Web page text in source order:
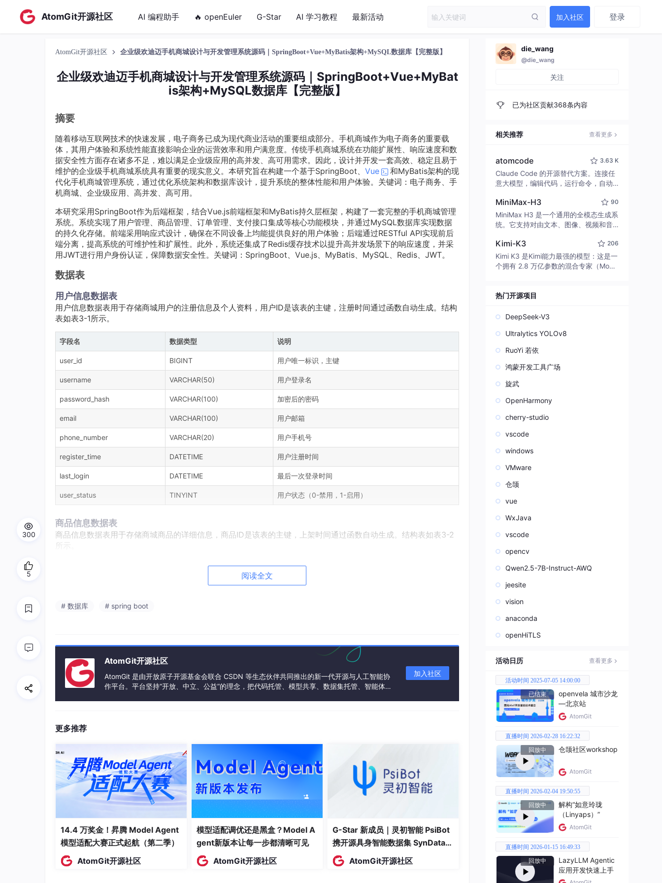
AtomGit开源社区 AI 编程助手 🔥 openEuler G-Star AI 学习教程 最新活动 加入社区 登录
AtomGit开源社区 企业级欢迪迈手机商城设计与开发管理系统源码｜SpringBoot+Vue+MyBatis架构+MySQL数据库【完整版】
企业级欢迪迈手机商城设计与开发管理系统源码｜SpringBoot+Vue+MyBat
is架构+MySQL数据库【完整版】
摘要
随着移动互联网技术的快速发展，电子商务已成为现代商业活动的重要组成部分。手机商城作为电子商务的重要载
体，其用户体验和系统性能直接影响企业的运营效率和用户满意度。传统手机商城系统在功能扩展性、响应速度和数
据安全性方面存在诸多不足，难以满足企业级应用的高并发、高可用需求。因此，设计并开发一套高效、稳定且易于
维护的企业级手机商城系统具有重要的现实意义。本研究旨在构建一个基于SpringBoot、 Vue
和MyBatis架构的现
代化手机商城管理系统，通过优化系统架构和数据库设计，提升系统的整体性能和用户体验。关键词：电子商务、手
机商城、企业级应用、高并发、高可用。
本研究采用SpringBoot作为后端框架，结合Vue.js前端框架和MyBatis持久层框架，构建了一套完整的手机商城管理
系统。系统实现了用户管理、商品管理、订单管理、支付接口集成等核心功能模块，并通过MySQL数据库实现数据
的持久化存储。前端采用响应式设计，确保在不同设备上均能提供良好的用户体验；后端通过RESTful API实现前后
端分离，提高系统的可维护性和扩展性。此外，系统还集成了Redis缓存技术以提升高并发场景下的响应速度，并采
用JWT进行用户身份认证，保障数据安全性。关键词：SpringBoot、Vue.js、MyBatis、MySQL、Redis、JWT。
数据表
用户信息数据表
用户信息数据表用于存储商城用户的注册信息及个人资料，用户ID是该表的主键，注册时间通过函数自动生成。结构
表如表3-1所示。
字段名 数据类型 说明
user_id BIGINT 用户唯一标识，主键
username VARCHAR(50) 用户登录名
password_hash VARCHAR(100) 加密后的密码
email VARCHAR(100) 用户邮箱
phone_number VARCHAR(20) 用户手机号
register_time DATETIME 用户注册时间
last_login DATETIME 最后一次登录时间
user_status TINYINT 用户状态（0-禁用，1-启用）
商品信息数据表
商品信息数据表用于存储商城商品的详细信息，商品ID是该表的主键，上架时间通过函数自动生成。结构表如表3-2
所示。
说明
商品唯一标识，主键
product_name
price DECIMAL(10,2) 商品价格
stock
description TEXT 商品描述
publish_time DATETIME 商品上架时间
订单信息数据表
订单信息数据表用于存储用户的订单记录，订单ID是该表的主键，创建时间通过函数自动生成。结构表如表3-3所
示。
字段名 数据类型 说明
订单唯一标识，主键
user_id BIGINT 下单用户ID
product_id
阅读全文
# 数据库 # spring boot
AtomGit开源社区
AtomGit 是由开放原子开源基金会联合 CSDN 等生态伙伴共同推出的新一代开源与人工智能协
作平台。平台坚持“开放、中立、公益”的理念，把代码托管、模型共享、数据集托管、智能体开
加入社区
更多推荐
14.4 万奖金！昇腾 Model Agent
模型适配大赛正式起航（第二季）
AtomGit开源社区
模型适配调优还是黑盒？Model A
gent新版本让每一步都清晰可见
AtomGit开源社区
G-Star 新成员｜灵初智能 PsiBot
携开源具身智能数据集 SynData
入驻 AtomGit
AtomGit开源社区
300
5
die_wang
@die_wang
关注
已为社区贡献368条内容
相关推荐 查看更多
atomcode 3.63 K
Claude Code 的开源替代方案。连接任
意大模型，编辑代码，运行命令，自动
致性能。 ｜ An open-source alternativ
e to Claude Code. Connect any LLM,
edit code, run commands, and verify
MiniMax-H3 90
MiniMax H3 是一个通用的全模态生成系
统。它支持对由文本、图像、视频和音
并能生成分辨率高达 2K、时长可达 15
秒的带原生立体声音频的视频。得益于
面向任务泛化的系统设计，H3 在预训练
模态指令。
Kimi-K3 206
Kimi K3 是Kimi能力最强的模型：这是一
个拥有 2.8 万亿参数的混合专家（Mo
热门开源项目
DeepSeek-V3
Ultralytics YOLOv8
RuoYi 若依
鸿蒙开发工具广场
旋武
OpenHarmony
cherry-studio
vscode
windows
VMware
仓颉
vue
WxJava
vscode
opencv
Qwen2.5-7B-Instruct-AWQ
jeesite
vision
anaconda
openHiTLS
活动日历 查看更多
活动时间 2025-07-05 14:00:00
已结束
openvela 城市沙龙
—北京站
AtomGit
直播时间 2026-02-28 16:22:32
回放中
仓颉社区workshop
AtomGit
直播时间 2026-02-04 19:50:55
回放中
解构“如意玲珑
（Linyaps）”
AtomGit
直播时间 2026-01-15 16:49:33
回放中
LazyLLM Agentic
应用开发快速上手